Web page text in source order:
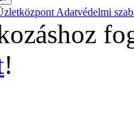
Adatvédelmi
!